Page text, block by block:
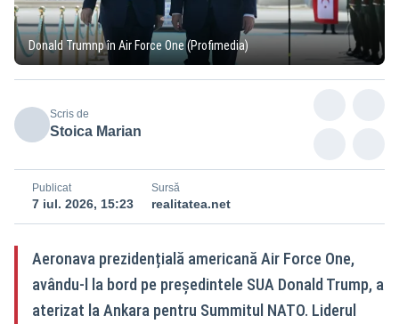
Donald Trumnp în Air Force One (Profimedia)
Scris de
Stoica Marian
Publicat
7 iul. 2026, 15:23
Sursă
realitatea.net
Aeronava prezidențială americană Air Force One,
avându‑l la bord pe președintele SUA Donald Trump, a
aterizat la Ankara pentru Summitul NATO. Liderul